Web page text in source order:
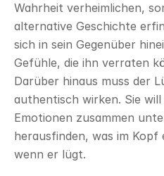
Wahrheit verheimlichen,
alternative Geschichte
sich in sein Gegenüber
Gefühle, die ihn verraten
Darüber hinaus muss der
authentisch wirken. Sie
Emotionen zusammen
herausfinden, was im
wenn er lügt.